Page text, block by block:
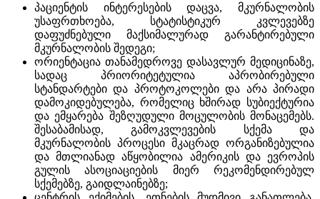
პაციენტის ინტერესების დაცვა, მკურნალობის
უსაფრთხოება, სტატისტიკურ კვლევებზე
დაფუძნებული მაქსიმალურად გარანტირებული
მკურნალობის შედეგი;
ორიენტაცია თანამედროვე დასავლურ მედიცინაზე,
სადაც პრიორიტეტულია აპრობირებული
სტანდარტები და პროტოკოლები და არა პირადი
დამოკიდებულება, რომელიც ხშირად სუბიექტურია
და ემყარება შეზღუდული მოცულობის მონაცემებს.
შესაბამისად, გამოკვლევების სქემა და
მკურნალობის პროცესი მკაცრად ორგანიზებულია
და მთლიანად აწყობილია ამერიკის და ევროპის
გულის ასოციაციების მიერ რეკომენდირებულ
სქემებზე, გაიდლაინებზე;